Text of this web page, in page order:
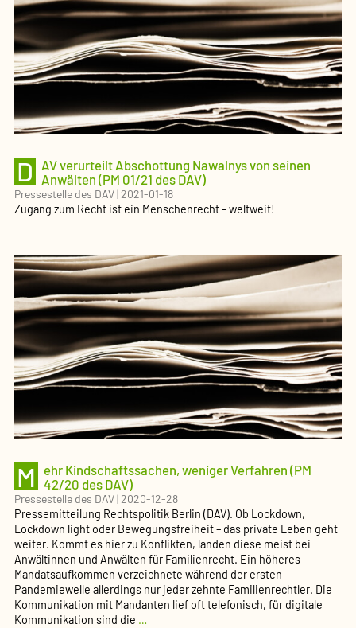
D
AV verurteilt Abschottung Nawalnys von seinen
Anwälten (PM 01/21 des DAV)
Pressestelle des DAV|2021-01-18
Zugang zum Recht ist ein Menschenrecht – weltweit!
M
ehr Kindschafts­sachen, weniger Verfahren (PM
42/20 des DAV)
Pressestelle des DAV|2020-12-28
Pressemitteilung Rechtspolitik Berlin (DAV). Ob Lockdown,
Lockdown light oder Bewegungsfreiheit – das private Leben geht
weiter. Kommt es hier zu Konflikten, landen diese meist bei
Anwältinnen und Anwälten für Familienrecht. Ein höheres
Mandatsaufkommen verzeichnete während der ersten
Pandemiewelle allerdings nur jeder zehnte Familienrechtler. Die
Kommunikation mit Mandanten lief oft telefonisch, für digitale
Kommunikation sind die …